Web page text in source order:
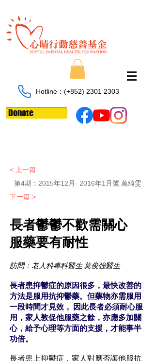
Hotline：​​(+852) 2301 2303
Donate
< 上一篇
第4期： 2015年12月- 2016年1月號 萬綺雯
下一篇 >
長者鬱鬱不歡需關心
服藥要有耐性
訪問：老人科專科醫生 莫俊強醫生
長者患抑鬱症的原因很多，最快改善的
方法是服用抗抑鬱藥。但藥物亦需服用
一段時間才見效， 因此長者必須耐心服
用，家人敦促他服藥之餘，亦應多加關
心，給予心理等方面的支援，才能事半
功倍。
長者患上抑鬱症，家人對應否讓他服抗